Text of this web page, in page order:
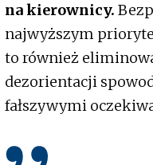
na kierownicy.
najwyższym
to również
dezorientacji
fałszywymi